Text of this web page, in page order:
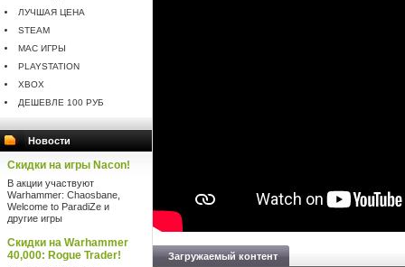
ЛУЧШАЯ ЦЕНА
STEAM
MAC ИГРЫ
PLAYSTATION
XBOX
ДЕШЕВЛЕ 100 РУБ
Новости
Скидки на игры Nacon!
В акции участвуют
Warhammer: Chaosbane,
Welcome to ParadiZe и
другие игры
Скидки на Warhammer
40,000: Rogue Trader!
Загружаемый контент